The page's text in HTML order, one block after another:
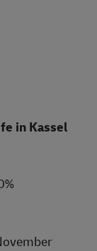
in Kassel